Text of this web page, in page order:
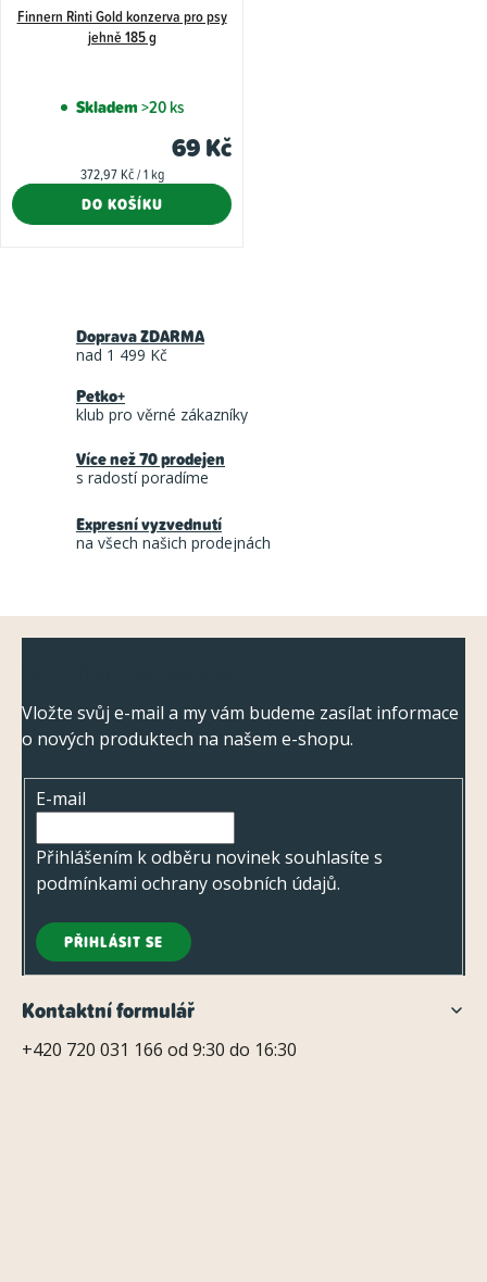
Finnern Rinti Gold konzerva pro psy
jehně 185 g
Skladem>20 ks
69 Kč
Měrná
372,97 Kč / 1 kg
DO KOŠÍKU
d
p
r
k
ý
p
i
Doprava ZDARMA
nad 1 499 Kč
Petko+
klub pro věrné zákazníky
Více než 70 prodejen
s radostí poradíme
Expresní vyzvednutí
na všech našich prodejnách
Vložte svůj e-mail a my vám budeme zasílat informace
o nových produktech na našem e-shopu.
E-mail
Přihlášením k odběru novinek souhlasíte s
podmínkami ochrany osobních údajů.
PŘIHLÁSIT SE
Kontaktní formulář
+420 720 031 166 od 9:30 do 16:30